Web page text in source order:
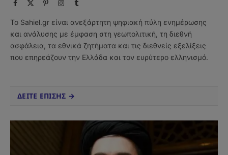
Facebook PinterestInstagram
Tumblr
Το Sahiel.gr είναι ανεξάρτητη ψηφιακή πύλη ενημέρωσης
και ανάλυσης με έμφαση στη γεωπολιτική, τη διεθνή
ασφάλεια, τα εθνικά ζητήματα και τις διεθνείς εξελίξεις
που επηρεάζουν την Ελλάδα και τον ευρύτερο ελληνισμό.
ΔΕΙΤΕ ΕΠΙΣΗΣ →